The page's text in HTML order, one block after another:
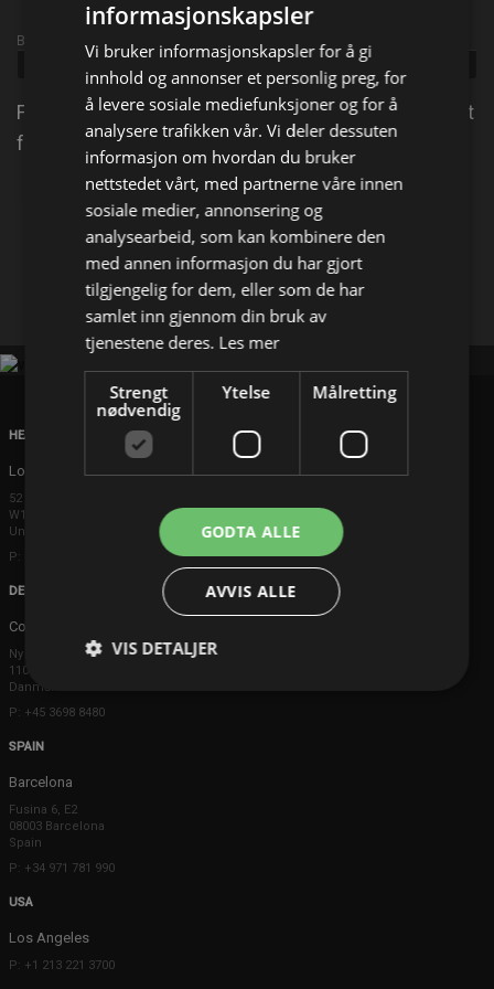
Broadcast info
FBI-duo allierer seg med klarsynt pensjonert ekspert
for å fange en uvanlig morder.
X
HEAD OFFICE
London
52 Brook Street
W1K 5DS London
United Kingdom
P: +44 203 608 8181
DENMARK
Copenhagen
Ny Østergade 20
1101 København K
Danmark
P: +45 3698 8480
SPAIN
Barcelona
Fusina 6, E2
08003 Barcelona
Spain
P: +34 971 781 990
USA
Los Angeles
P: +1 213 221 3700
informasjonskapsler
Vi bruker informasjonskapsler for å gi
innhold og annonser et personlig preg, for
å levere sosiale mediefunksjoner og for å
analysere trafikken vår. Vi deler dessuten
informasjon om hvordan du bruker
nettstedet vårt, med partnerne våre innen
sosiale medier, annonsering og
analysearbeid, som kan kombinere den
med annen informasjon du har gjort
tilgjengelig for dem, eller som de har
samlet inn gjennom din bruk av
tjenestene deres. Les mer
Strengt
nødvendig
Ytelse Målretting
GODTA ALLE
AVVIS ALLE
VIS DETALJER